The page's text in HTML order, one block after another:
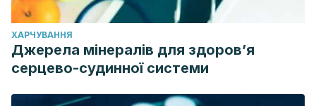
ХАРЧУВАННЯ
Джерела мінералів для здоров’я
серцево-судинної системи